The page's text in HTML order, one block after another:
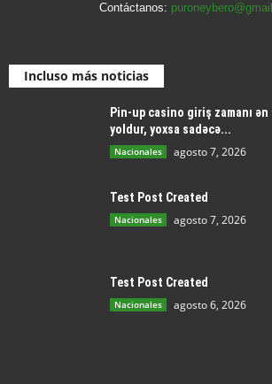
Contáctanos:
Incluso más noticias
Pin-up casino giriş zamanı
yoldur, yoxsa sadəcə...
Nacionales agosto 7, 2026
Test Post Created
Nacionales agosto 7, 2026
Test Post Created
Nacionales agosto 6, 2026